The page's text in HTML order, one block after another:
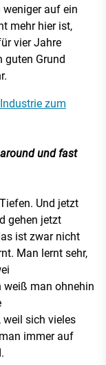
weniger auf ein
mehr hier ist,
vier Jahre
guten Grund
zum
und fast
Und jetzt
gehen jetzt
ist zwar nicht
Man lernt sehr,
weiß man ohnehin
weil sich vieles
immer auf